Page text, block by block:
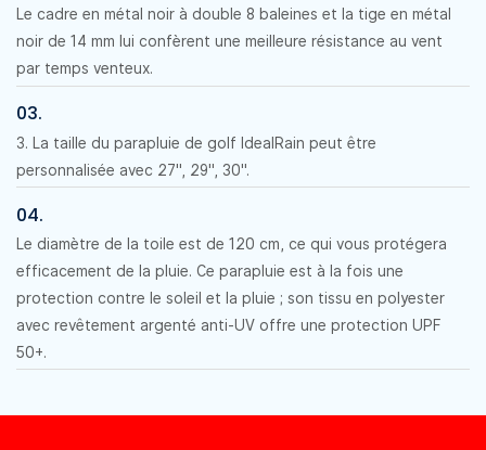
Le cadre en métal noir à double 8 baleines et la tige en métal
noir de 14 mm lui confèrent une meilleure résistance au vent
par temps venteux.
03.
3. La taille du parapluie de golf IdealRain peut être
personnalisée avec 27", 29", 30".
04.
Le diamètre de la toile est de 120 cm, ce qui vous protégera
efficacement de la pluie. Ce parapluie est à la fois une
protection contre le soleil et la pluie ; son tissu en polyester
avec revêtement argenté anti-UV offre une protection UPF
50+.